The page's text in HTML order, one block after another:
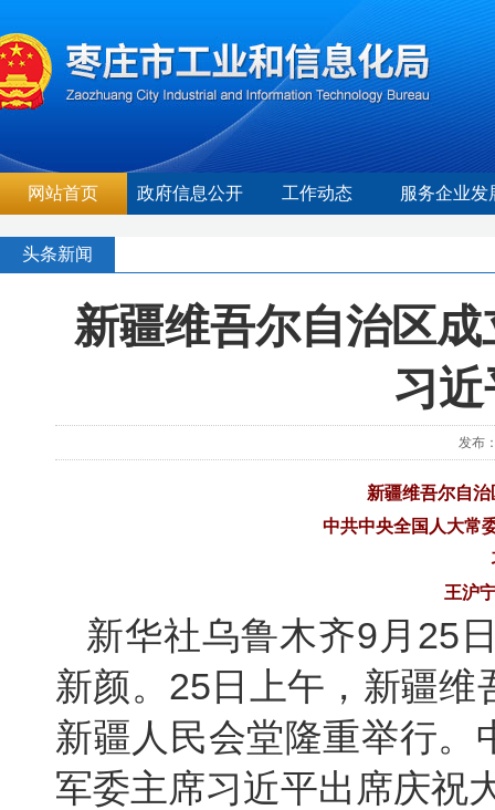
网站首页 政府信息公开 工作动态 服务企业发
头条新闻
新疆维吾尔自治区
习
发布
新疆维吾尔自
中共中央全国人大常
王沪
新华社乌鲁木齐9月25
新颜。25日上午，新疆
新疆人民会堂隆重举行
军委主席习近平出席庆祝